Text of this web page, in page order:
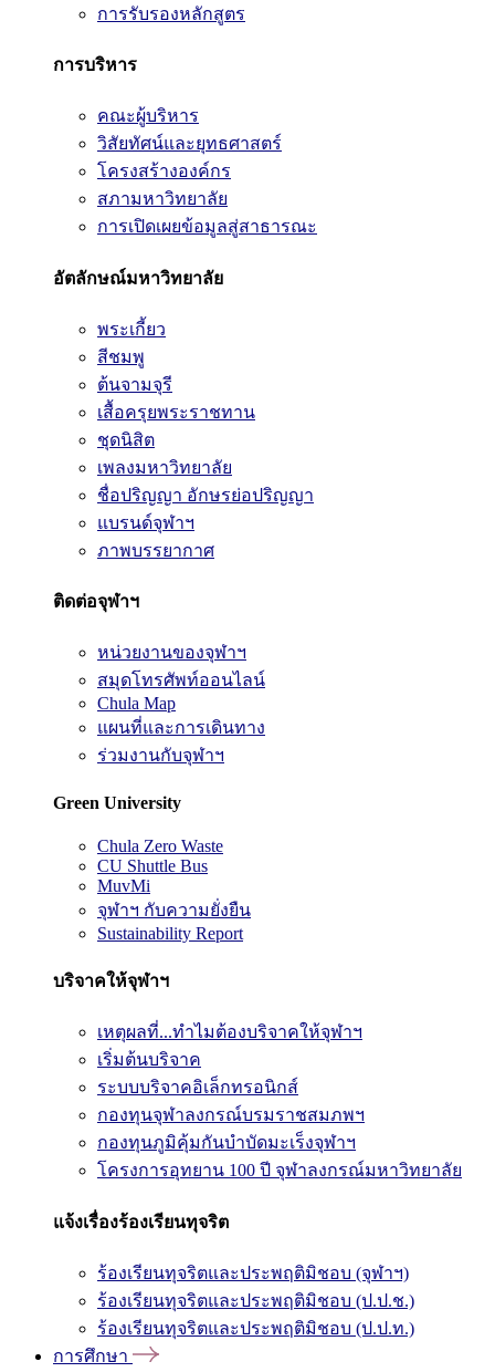
การรับรองหลักสูตร
การบริหาร
คณะผู้บริหาร
วิสัยทัศน์และยุทธศาสตร์
โครงสร้างองค์กร
สภามหาวิทยาลัย
การเปิดเผยข้อมูลสู่สาธารณะ
อัตลักษณ์มหาวิทยาลัย
พระเกี้ยว
สีชมพู
ต้นจามจุรี
เสื้อครุยพระราชทาน
ชุดนิสิต
เพลงมหาวิทยาลัย
ชื่อปริญญา อักษรย่อปริญญา
แบรนด์จุฬาฯ
ภาพบรรยากาศ
ติดต่อจุฬาฯ
หน่วยงานของจุฬาฯ
สมุดโทรศัพท์ออนไลน์
Chula Map
แผนที่และการเดินทาง
ร่วมงานกับจุฬาฯ
Green University
Chula Zero Waste
CU Shuttle Bus
MuvMi
จุฬาฯ กับความยั่งยืน
Sustainability Report
บริจาคให้จุฬาฯ
เหตุผลที่...ทำไมต้องบริจาคให้จุฬาฯ
เริ่มต้นบริจาค
ระบบบริจาคอิเล็กทรอนิกส์
กองทุนจุฬาลงกรณ์บรมราชสมภพฯ
กองทุนภูมิคุ้มกันบำบัดมะเร็งจุฬาฯ
โครงการอุทยาน 100 ปี จุฬาลงกรณ์มหาวิทยาลัย
แจ้งเรื่องร้องเรียนทุจริต
ร้องเรียนทุจริตและประพฤติมิชอบ (จุฬาฯ)
ร้องเรียนทุจริตและประพฤติมิชอบ (ป.ป.ช.)
ร้องเรียนทุจริตและประพฤติมิชอบ (ป.ป.ท.)
การศึกษา